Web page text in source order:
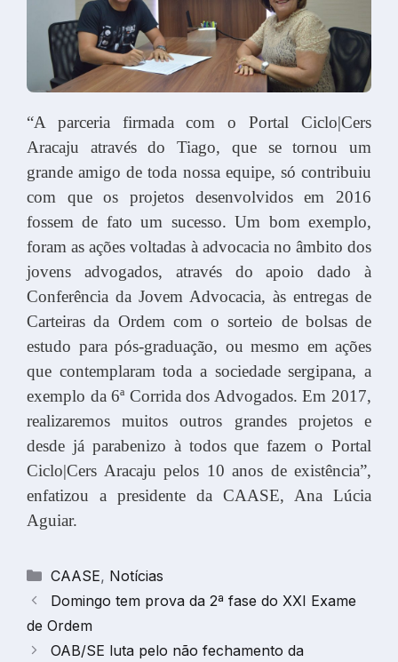
“A parceria firmada com o Portal Ciclo|Cers
Aracaju através do Tiago, que se tornou um
grande amigo de toda nossa equipe, só contribuiu
com que os projetos desenvolvidos em 2016
fossem de fato um sucesso. Um bom exemplo,
foram as ações voltadas à advocacia no âmbito dos
jovens advogados, através do apoio dado à
Conferência da Jovem Advocacia, às entregas de
Carteiras da Ordem com o sorteio de bolsas de
estudo para pós-graduação, ou mesmo em ações
que contemplaram toda a sociedade sergipana, a
exemplo da 6ª Corrida dos Advogados. Em 2017,
realizaremos muitos outros grandes projetos e
desde já parabenizo à todos que fazem o Portal
Ciclo|Cers Aracaju pelos 10 anos de existência”,
enfatizou a presidente da CAASE, Ana Lúcia
Aguiar.
Categorias
CAASE, Notícias
Domingo tem prova da 2ª fase do XXI Exame
de Ordem
OAB/SE luta pelo não fechamento da